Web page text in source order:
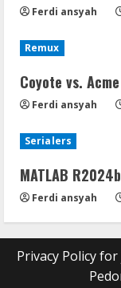
Ferdi ansyah
Remux
Coyote vs.
Ferdi ansyah
Serialers
MATLAB
Ferdi ansyah
Privacy Policy